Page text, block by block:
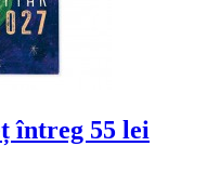
întreg 55 lei